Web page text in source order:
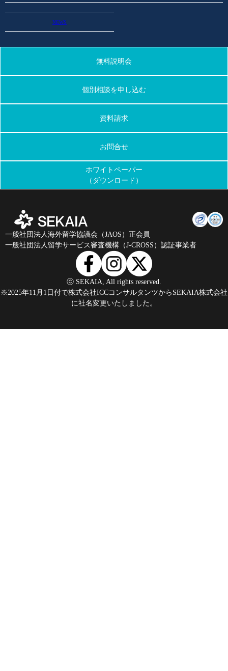
NEWS
無料説明会
個別相談を申し込む
資料請求
お問合せ
ホワイトペーパー
（ダウンロード）
一般社団法人海外留学協議会（JAOS）正会員
一般社団法人留学サービス審査機構（J-CROSS）認証事業者
ⓒ SEKAIA, All rights reserved.
※2025年11月1日付で株式会社ICCコンサルタンツからSEKAIA株式会社
に社名変更いたしました。